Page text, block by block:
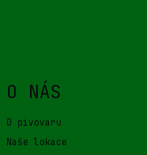
O NÁS
O pivovaru
Naše lokace